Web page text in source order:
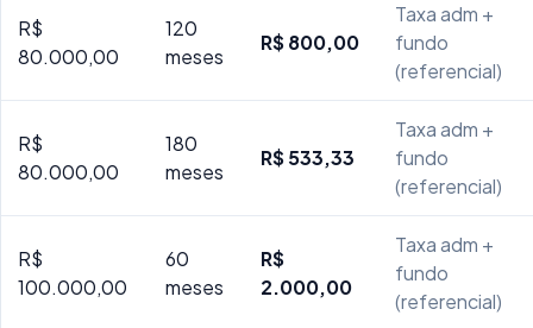
R$
80.000,00
120
meses
R$ 800,00
Taxa adm +
fundo
(referencial)
R$
80.000,00
180
meses
R$ 533,33
Taxa adm +
fundo
(referencial)
R$
100.000,00
60
meses
R$
2.000,00
Taxa adm +
fundo
(referencial)